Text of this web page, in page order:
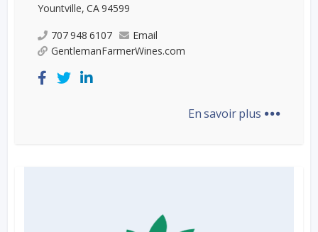
Yountville, CA 94599
707 948 6107
Email
GentlemanFarmerWines.com
En savoir plus ...